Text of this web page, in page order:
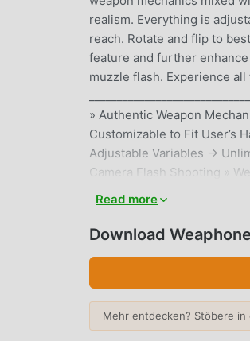
realism. Everything is
reach. Rotate and flip to
feature and further
muzzle flash. Experience
» Authentic Weapon
Customizable to Fit User’s
Adjustable Variables →
Camera Flash Shooting »
Animated Tutorial for Each
PPKM1911A1WEBLEY
WEAPHONES
Weaphones Als ein sehr
Read more
Download
Mehr entdecken? Stöbere in